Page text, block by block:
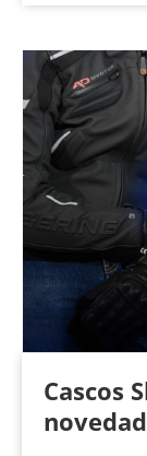
Cascos